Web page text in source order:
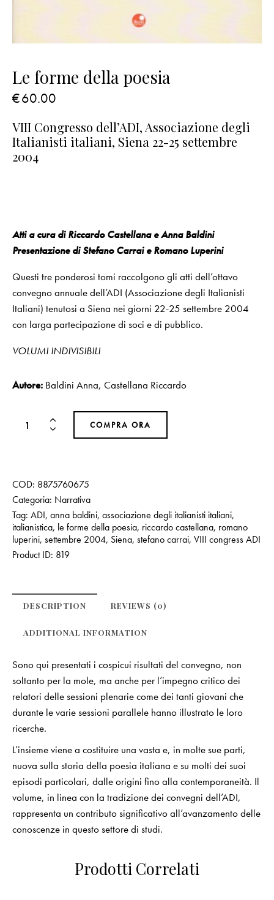
Le forme della poesia
€60.00
VIII Congresso dell’ADI, Associazione degli
Italianisti italiani, Siena 22-25 settembre
2004
Atti a cura di Riccardo Castellana e Anna Baldini
Presentazione di Stefano Carrai e Romano Luperini
Questi tre ponderosi tomi raccolgono gli atti dell’ottavo
convegno annuale dell’ADI (Associazione degli Italianisti
Italiani) tenutosi a Siena nei giorni 22-25 settembre 2004
con larga partecipazione di soci e di pubblico.
VOLUMI INDIVISIBILI
Autore: Baldini Anna, Castellana Riccardo
COMPRA ORA
COD: 8875760675
Categoria: Narrativa
Tag: ADI, anna baldini, associazione degli italianisti italiani,
italianistica, le forme della poesia, riccardo castellana, romano
luperini, settembre 2004, Siena, stefano carrai, VIII congress ADI
Product ID: 819
DESCRIPTION REVIEWS (0)
ADDITIONAL INFORMATION
Sono qui presentati i cospicui risultati del convegno, non
soltanto per la mole, ma anche per l’impegno critico dei
relatori delle sessioni plenarie come dei tanti giovani che
durante le varie sessioni parallele hanno illustrato le loro
ricerche.
L’insieme viene a costituire una vasta e, in molte sue parti,
nuova sulla storia della poesia italiana e su molti dei suoi
episodi particolari, dalle origini fino alla contemporaneità. Il
volume, in linea con la tradizione dei convegni dell’ADI,
rappresenta un contributo significativo all’avanzamento delle
conoscenze in questo settore di studi.
Prodotti Correlati